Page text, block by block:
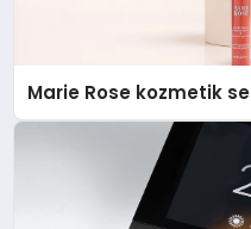
Marie Rose kozmetik